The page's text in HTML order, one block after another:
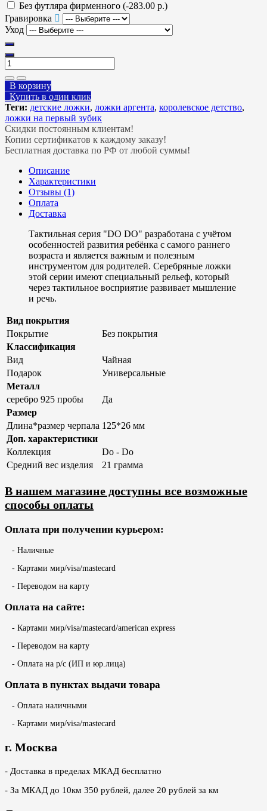
Без футляра фирменного (-283.00 р.)
Гравировка
Уход
В корзину
Купить в один клик
Теги: детские ложки, ложки аргента, королевское детство,
ложки на первый зубик
Скидки постоянным клиентам!
Копии сертификатов к каждому заказу!
Бесплатная доставка по РФ от любой суммы!
Описание
Характеристики
Отзывы (1)
Оплата
Доставка
Тактильная серия "DO DO" разработана с учётом
особенностей развития ребёнка с самого раннего
возраста и является важным и полезным
инструментом для родителей. Серебряные ложки
этой серии имеют специальный рельеф, который
через тактильное восприятие развивает мышление
и речь.
Вид покрытия
Покрытие
Без покрытия
Классификация
Вид
Чайная
Подарок
Универсальные
Металл
серебро 925 пробы
Да
Размер
Длина*размер черпала 125*26 мм
Доп. характеристики
Коллекция
Do - Do
Средний вес изделия
21 грамма
В нашем магазине доступны все возможные
способы оплаты
Оплата при получении курьером:
- Наличные
- Картами мир/visa/mastecard
- Переводом на карту
Оплата на сайте:
- Картами мир/visa/mastecard/american express
- Переводом на карту
- Оплата на р/с (ИП и юр.лица)
Оплата в пунктах выдачи товара
- Оплата наличными
- Картами мир/visa/mastecard
г. Москва
- Доставка в пределах МКАД бесплатно
- За МКАД до 10км 350 рублей, далее 20 рублей за км